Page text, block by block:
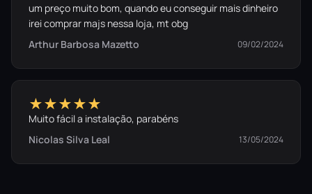
um preço muito bom, quando eu conseguir mais dinheiro
irei comprar majs nessa loja, mt obg
Arthur Barbosa Mazetto
09/02/2024
★★★★★
Muito fácil a instalação, parabéns
Nicolas Silva Leal
13/05/2024